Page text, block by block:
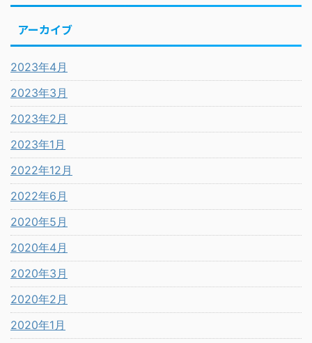
アーカイブ
2023年4月
2023年3月
2023年2月
2023年1月
2022年12月
2022年6月
2020年5月
2020年4月
2020年3月
2020年2月
2020年1月